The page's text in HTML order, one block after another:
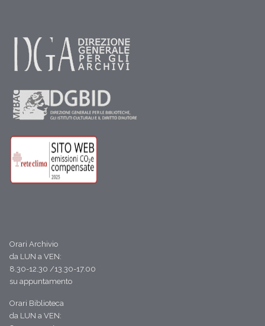
Orari Archivio
da LUN a VEN:
8.30-12.30 /13.30-17.00
su appuntamento
Orari Biblioteca
da LUN a VEN: